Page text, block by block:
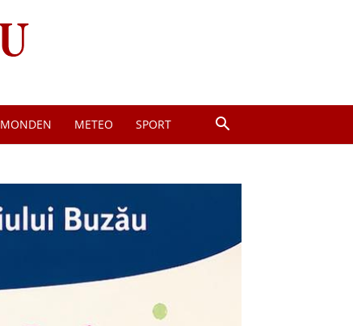
MONDEN METEO SPORT